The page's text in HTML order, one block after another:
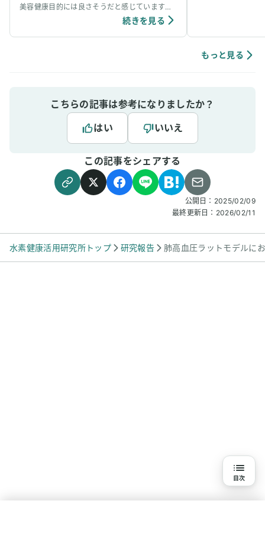
美容健康目的には良さそうだと感じています。
個人の感想ではありますが、吸入中は、脳波が
続きを見る
もっと見る
こちらの記事は参考になりましたか？
はい
いいえ
この記事をシェアする
公開日： 2025/02/09
最終更新日： 2026/02/11
水素健康活用研究所トップ 研究報告 肺高血圧ラットモデルに
目次